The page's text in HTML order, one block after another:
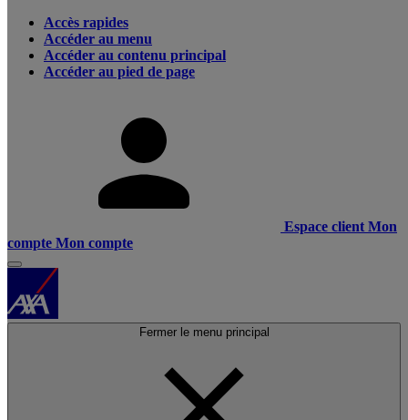
Accès rapides
Accéder au menu
Accéder au contenu principal
Accéder au pied de page
Espace client Mon
compte Mon compte
Fermer le menu principal